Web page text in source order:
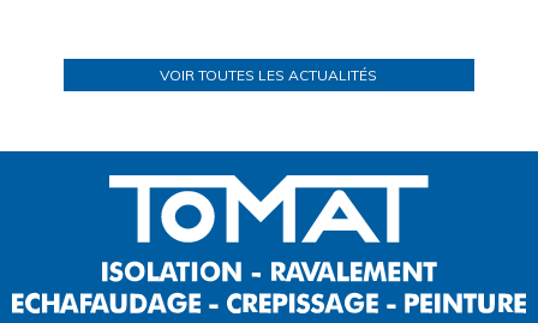
VOIR TOUTES LES ACTUALITÉS